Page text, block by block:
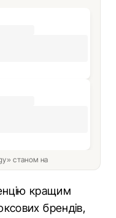
станом на
кращим
брендів,